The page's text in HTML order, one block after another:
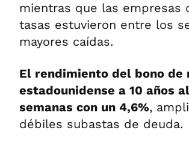
mientras que las empresas
tasas estuvieron entre los
mayores caídas.
El rendimiento del bono de
estadounidense a 10 años
semanas con un 4,6%,
débiles subastas de deuda.